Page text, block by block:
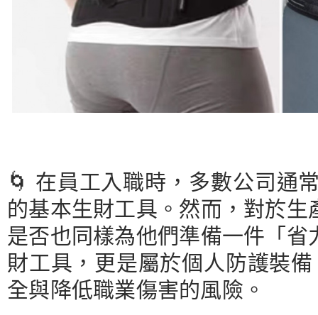
🌀 在員工入職時，多數公司通
的基本生財工具。然而，對於
是否也同樣為他們準備一件「
財工具，更是屬於個人防護裝
全與降低職業傷害的風險。